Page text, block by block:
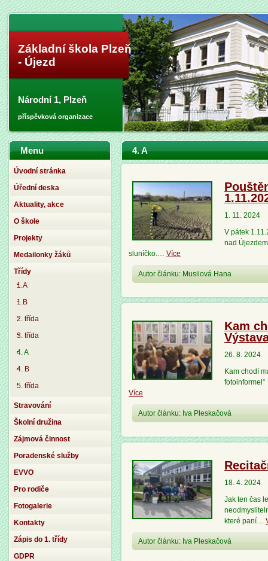
Základní škola Plzeň
- Újezd
Národní 1, Plzeň
příspěvková organizace
4. A
1. 11. 2024
V pátek
nad
sluníčko.… Více
Autor článku: Musilová Hana
Kam
26. 8. 2024
Kam chodí
Více
Autor článku: Iva Pleskačová
18. 4. 2024
Jak ten čas
které paní…
Autor článku: Iva Pleskačová
Menu
Úvodní stránka
Úřední deska
Aktuality, akce
O škole
Projekty
Medailonky žáků
Třídy
1.A
1.B
2. třída
3. třída
4. A
4. B
5. třída
Stravování
Školní družina
Zájmová činnost
Poradenské služby
EVVO
Pro rodiče
Fotogalerie
Kontakty
Zápis do 1. třídy
GDPR